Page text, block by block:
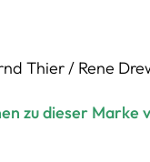
Thier / Rene
zu dieser Marke